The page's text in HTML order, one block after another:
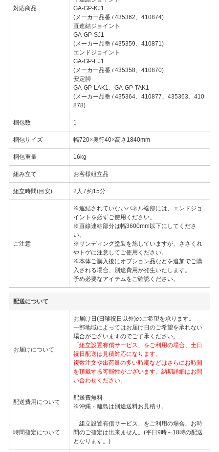
対応商品
GA-GP-KJ1
(メーカー品番 / 435362、410874)
直連結ジョイント
GA-GP-SJ1
(メーカー品番 / 435359、410871)
エンドジョイント
GA-GP-EJ1
(メーカー品番 / 435358、410870)
安定脚
GA-GP-LAK1、GA-GP-TAK1
(メーカー品番 / 435364、410877、435363、410
878)
梱包数 1
梱包サイズ 幅720×奥行40×高さ1840mm
梱包重量 16kg
組み立て お客様組立品
組立時間(目安) 2人 / 約15分
ご注意
※連結されていないパネル端部には、エンドジョ
イントを必ずご使用ください。
※直線連結部分は幅3600mm以下にしてくださ
い。
※サンディング塗装を施していますが、ささくれ
やトゲに注意してご使用ください。
※本体ご購入後にオプション品などを追加でご購
入される場合、別途費用が発生いたします。
予め必要なアイテムをご確認ください。
配送について
お届けについて
お届け日(日曜祝日以外)のご希望を承ります。
一部地域によってはお届け日のご希望を承れない
場合がございますのでご了承ください。
「組立設置有償サービス」をご利用の場合、土日
祝日配送は見積対応になります。
複数注文や出荷量の多い時期などはさらにお時間
を頂戴する可能性がございます。納期詳細はお問
い合わせください。
配送費用について
配送費無料
※沖縄・離島は別途送料お見積り。
時間指定について
「組立設置有償サービス」をご利用の場合、お時
間のご指定は出来ません。(平日9時～18時の配送
となります。)